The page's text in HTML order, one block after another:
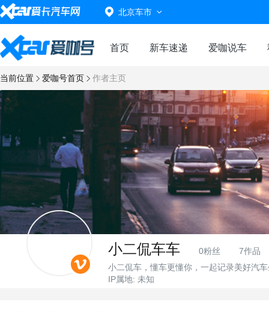
北京车市
首页 新车速递 爱咖说车
当前位置 爱咖号首页 作者主页
小二侃车车 0粉丝
7作品
小二侃车，懂车更懂你，一起记录美好汽
IP属地: 未知